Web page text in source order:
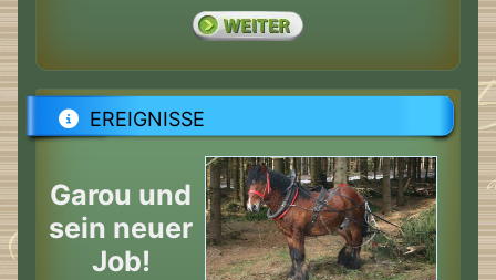
EREIGNISSE
Garou und
sein neuer
Job!